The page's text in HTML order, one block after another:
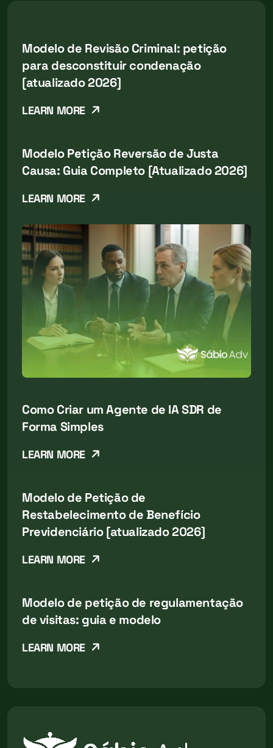
Modelo de Revisão Criminal: petição
para desconstituir condenação
[atualizado 2026]
LEARN MORE
Modelo Petição Reversão de Justa
Causa: Guia Completo [Atualizado 2026]
LEARN MORE
Como Criar um Agente de IA SDR de
Forma Simples
LEARN MORE
Modelo de Petição de
Restabelecimento de Benefício
Previdenciário [atualizado 2026]
LEARN MORE
Modelo de petição de regulamentação
de visitas: guia e modelo
LEARN MORE